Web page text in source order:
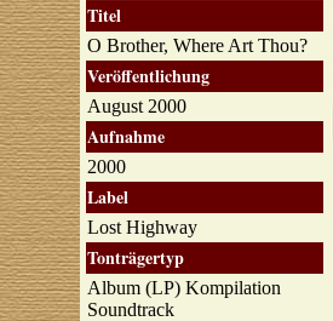
Titel
O Brother, Where Art Thou?
Veröffentlichung
August 2000
Aufnahme
2000
Label
Lost Highway
Tonträgertyp
Album (LP) Kompilation
Soundtrack